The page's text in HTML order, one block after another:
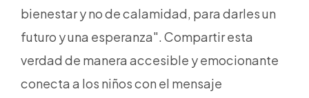
bienestar y no de calamidad, para darles un
futuro y una esperanza". Compartir esta
verdad de manera accesible y emocionante
conecta a los niños con el mensaje